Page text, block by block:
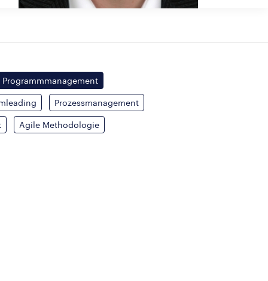
Programmmanagement
Prozessmanagement
Agile Methodologie